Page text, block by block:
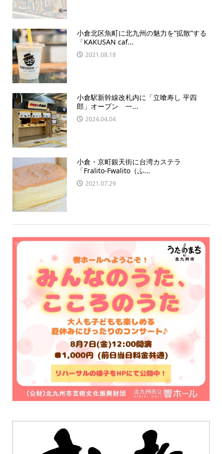
小倉北区魚町に北九州の魅力を“拡散”する
「KAKUSAN caf...
2021.08.18
小倉駅新幹線改札内に「立喰寿し 平四
郎」オープン 一...
2024.04.04
小倉・京町銀天街に台湾カステラ
「Fralito-Fwalito（ふ...
2021.07.29